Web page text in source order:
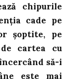
chipurile
cade pe
șoptite, pe
cartea cu
să-i
este mai